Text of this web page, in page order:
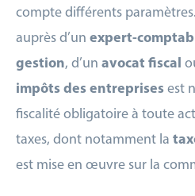
compte différents
auprès d’un expert-
gestion, d’un avocat fiscal
impôts des entreprises est
fiscalité obligatoire à toute
taxes, dont notamment la
est mise en œuvre sur la